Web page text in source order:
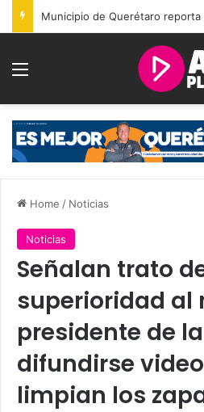
Menu
Home / Noticias
Noticias
Señalan trato
superioridad al
presidente de
difundirse
limpian los